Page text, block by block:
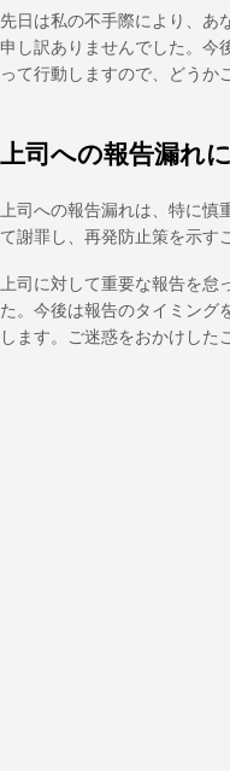
先日は私の不手際により、あ
申し訳ありませんでした。今
って行動しますので、どうか
上司への報告漏れ
上司への報告漏れは、特に慎
て謝罪し、再発防止策を示す
上司に対して重要な報告を
た。今後は報告のタイミング
します。ご迷惑をおかけした